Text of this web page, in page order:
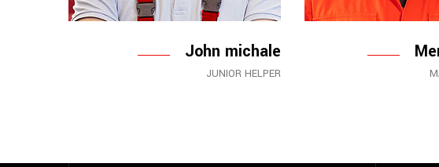
John michale
JUNIOR HELPER